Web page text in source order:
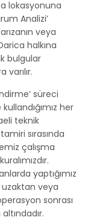
lokasyonuna
Analizi’
veya
halkına
bulgular
süreci
her
teknik
sırasında
çalışma
yaptığımız
veya
sonrası
altındadır.